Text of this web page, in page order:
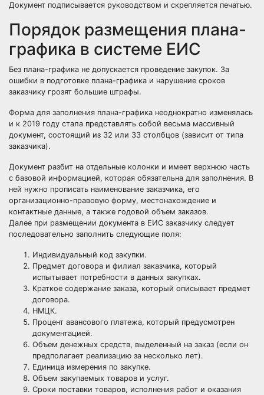
Документ подписывается руководством и скрепляется печатью.
Порядок размещения плана-
графика в системе ЕИС
Без плана-графика не допускается проведение закупок. За
ошибки в подготовке плана-графика и нарушение сроков
заказчику грозят большие штрафы.
Форма для заполнения плана-графика неоднократно изменялась
и к 2019 году стала представлять собой весьма массивный
документ, состоящий из 32 или 33 столбцов (зависит от типа
заказчика).
Документ разбит на отдельные колонки и имеет верхнюю часть
с базовой информацией, которая обязательна для заполнения. В
ней нужно прописать наименование заказчика, его
организационно-правовую форму, местонахождение и
контактные данные, а также годовой объем заказов.
Далее при размещении документа в ЕИС заказчику следует
последовательно заполнить следующие поля:
Индивидуальный код закупки.
Предмет договора и филиал заказчика, который
испытывает потребности в данных закупках.
Краткое содержание заказа, который описывает предмет
договора.
НМЦК.
Процент авансового платежа, который предусмотрен
документацией.
Объем денежных средств, выделенный на заказ (если он
предполагает реализацию за несколько лет).
Единица измерения по закупке.
Объем закупаемых товаров и услуг.
Сроки поставки товаров, исполнения работ и оказания